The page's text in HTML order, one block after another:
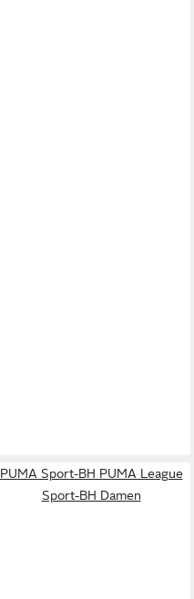
PUMA Sport-BH PUMA League
Sport-BH Damen